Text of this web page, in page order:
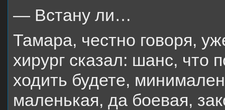
— Встану ли…
Тамара, честно говоря,
хирург сказал: шанс, что
ходить будете,
маленькая, да боевая,